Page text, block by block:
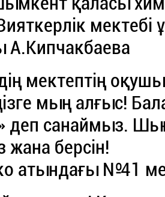
А.Кипчакбаева
мектептің
мың алғыс!
деп санаймыз.
жана берсін!
атындағы №41